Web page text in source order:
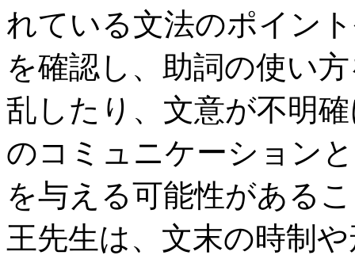
れている文法のポイン
を確認し、助詞の使い
乱したり、文意が不明
のコミュニケーション
を与える可能性がある
王先生は、文末の時制